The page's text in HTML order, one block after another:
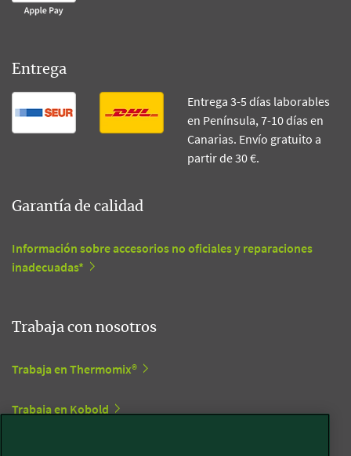
Entrega
Entrega 3-5 días laborables
en Península, 7-10 días en
Canarias. Envío gratuito a
partir de 30 €.
Garantía de calidad
Información sobre accesorios no oficiales y reparaciones
inadecuadas*
Trabaja con nosotros
Trabaja en Thermomix®
Trabaja en Kobold